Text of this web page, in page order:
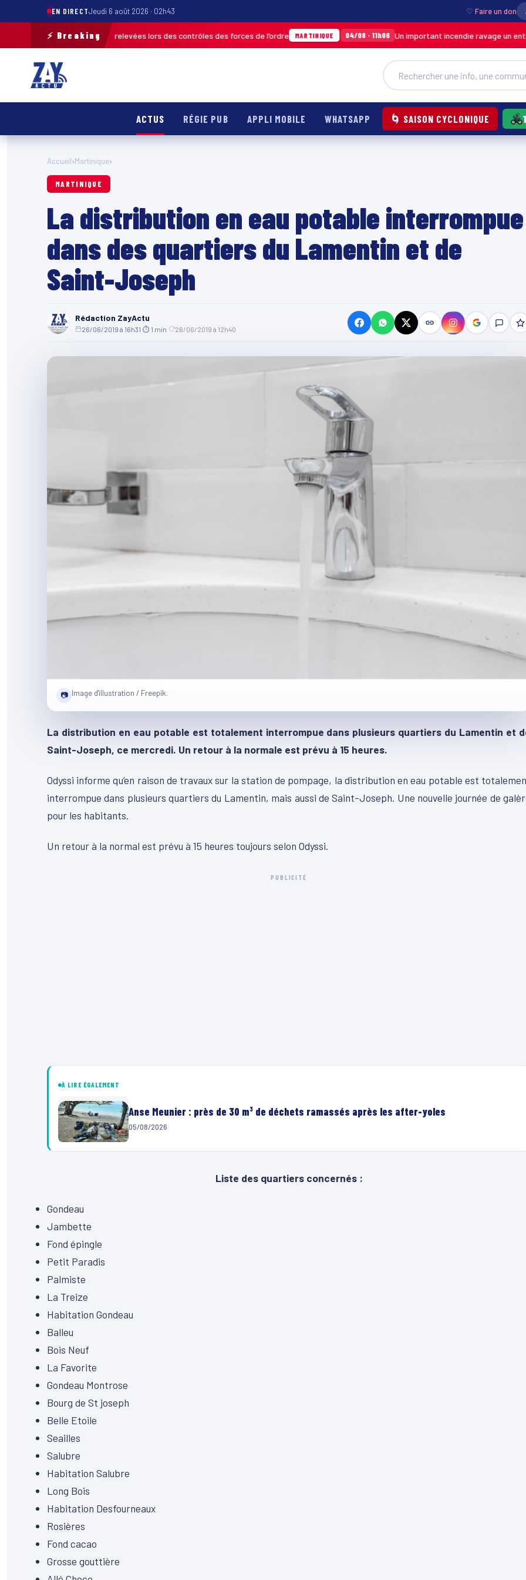
EN DIRECTJeudi 6 août 2026 · 02h43 ♡ Faire un don
⚡ Breaking
de 120 infractions relevées lors des contrôles des forces de l’ordre MARTINIQUE 04/08 · 11h06 Un important incendie ravage un entrepôt de
ACTUS RÉGIE PUB APPLI MOBILE WHATSAPP 🌀 SAISON CYCLONIQUE
Accueil›Martinique›
MARTINIQUE
La distribution en eau potable interrompue
dans des quartiers du Lamentin et de
Saint-Joseph
Rédaction ZayActu
26/06/2019 à 16h31 ⏱ 1 min 26/06/2019 à 12h40
📷 Image d'illustration / Freepik.
La distribution en eau potable est totalement interrompue dans plusieurs quartiers du Lamentin et
Saint-Joseph, ce mercredi. Un retour à la normale est prévu à 15 heures.
Odyssi informe qu’en raison de travaux sur la station de pompage, la distribution en eau potable est
interrompue dans plusieurs quartiers du Lamentin, mais aussi de Saint-Joseph. Une nouvelle journée de
pour les habitants.
Un retour à la normal est prévu à 15 heures toujours selon Odyssi.
PUBLICITÉ
À LIRE ÉGALEMENT
Anse Meunier : près de 30 m³ de déchets ramassés après les after-yoles
05/08/2026
Liste des quartiers concernés :
Gondeau
Jambette
Fond épingle
Petit Paradis
Palmiste
La Treize
Habitation Gondeau
Balleu
Bois Neuf
La Favorite
Gondeau Montrose
Bourg de St joseph
Belle Etoile
Seailles
Salubre
Habitation Salubre
Long Bois
Habitation Desfourneaux
Rosières
Fond cacao
Grosse gouttière